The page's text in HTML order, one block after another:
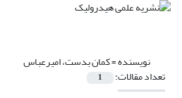
نویسنده =کمان بدست، امیرعباس
تعداد مقالات: 1